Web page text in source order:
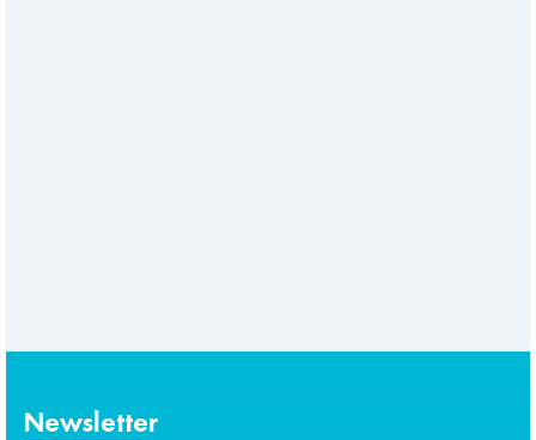
Newsletter